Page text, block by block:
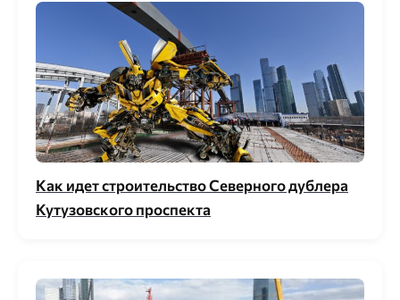
Как идет строительство Северного дублера
Кутузовского проспекта